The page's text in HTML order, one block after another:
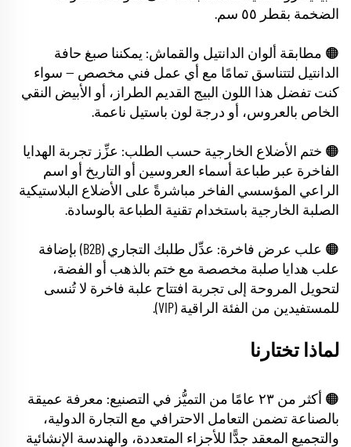
الضخمة بقطر ٥٥ سم.
🟠 مطابقة ألوان الدانتيل والقماش: يمكننا صبغ حافة
الدانتيل لتتناسق تمامًا مع أي عمل فني مخصص — سواء
كنت تفضل هذا اللون البيج القديم الطراز، أو الأبيض النقي
الخاص بالعروس، أو درجة لون باستيل ناعمة.
🟠 ختم الأضلاع الخارجية حسب الطلب: عزِّز تجربة الهدايا
الفاخرة عبر طباعة أسماء العروسين أو التاريخ أو اسم
الراعي المؤسسي الفاخر مباشرةً على الأضلاع البلاستيكية
الصلبة الخارجية باستخدام تقنية الطباعة بالوسادة.
🟠 علب عرض فاخرة: عدِّل طلبك التجاري (B2B) بإضافة
علب هدايا صلبة مخصصة مع ختم بالذهب أو الفضة،
لتحويل المروحة إلى تجربة افتتاح علبة فاخرة لا تُنسى
للمستفيدين من الفئة الراقية (VIP).
لماذا تختارنا
🟠 أكثر من ٢٣ عامًا من التميُّز في التصنيع: معرفة عميقة
بالصناعة تضمن التعامل الاحترافي مع التجارة الدولية،
والتجميع المعقد جدًّا للأجزاء المتعددة، والهندسة الإنشائية